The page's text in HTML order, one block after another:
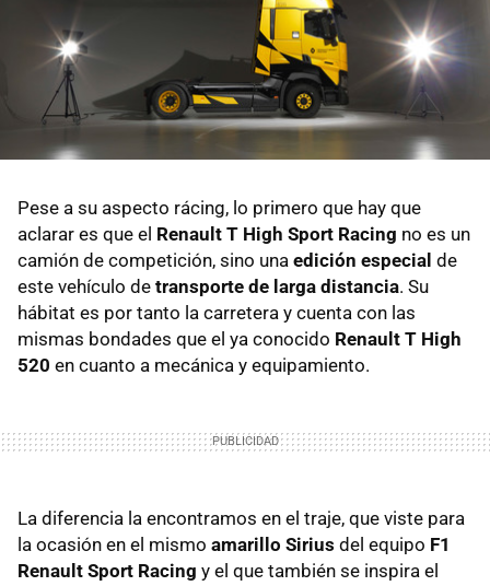
Pese a su aspecto rácing, lo primero que hay que
aclarar es que el Renault T High Sport Racing no es un
camión de competición, sino una edición especial de
este vehículo de transporte de larga distancia. Su
hábitat es por tanto la carretera y cuenta con las
mismas bondades que el ya conocido Renault T High
520 en cuanto a mecánica y equipamiento.
La diferencia la encontramos en el traje, que viste para
la ocasión en el mismo amarillo Sirius del equipo F1
Renault Sport Racing y el que también se inspira el